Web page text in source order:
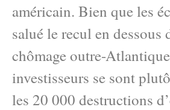
américain. Bien que les
salué le recul en dessous
chômage outre-
investisseurs se sont
les 20 000 destructions